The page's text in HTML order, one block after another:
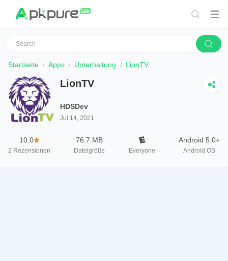
Startseite Apps Unterhaltung LionTV
LionTV
HDSDev
Jul 14, 2021
10.0
2 Rezensionen
76.7 MB
Dateigröße Everyone
Android 5.0+
Android OS